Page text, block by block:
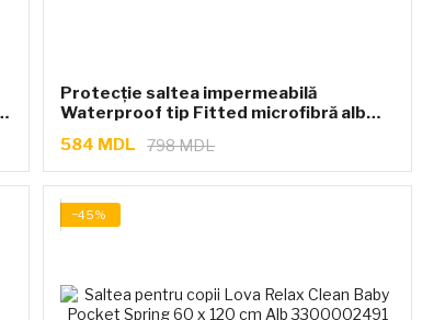
Protecție saltea impermeabilă
Waterproof tip Fitted microfibră alb
798 MDL
584 MDL
−45%